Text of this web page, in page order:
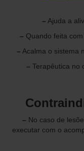
– Ajuda a
– Quando feita
– Acalma o sistema
– Terapêutica no
– No caso de
executar com o